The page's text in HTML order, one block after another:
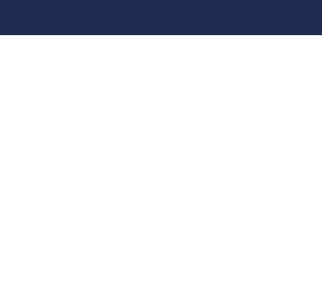
UniMAPS